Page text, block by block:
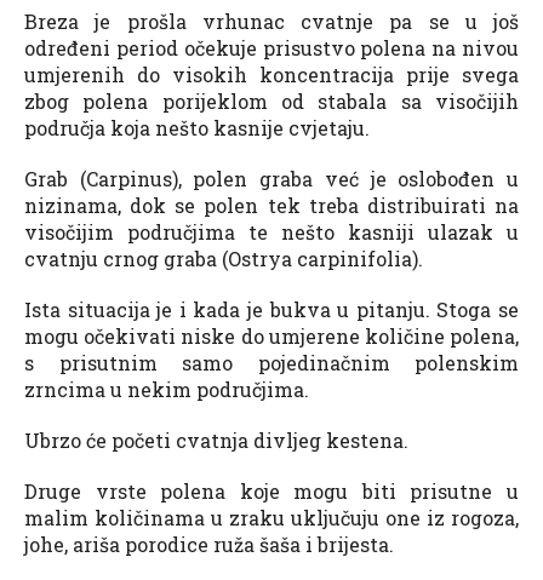
Breza je prošla vrhunac cvatnje pa se u još
određeni period očekuje prisustvo polena na nivou
umjerenih do visokih koncentracija prije svega
zbog polena porijeklom od stabala sa visočijih
područja koja nešto kasnije cvjetaju.
Grab (Carpinus), polen graba već je oslobođen u
nizinama, dok se polen tek treba distribuirati na
visočijim područjima te nešto kasniji ulazak u
cvatnju crnog graba (Ostrya carpinifolia).
Ista situacija je i kada je bukva u pitanju. Stoga se
mogu očekivati niske do umjerene količine polena,
s prisutnim samo pojedinačnim polenskim
zrncima u nekim područjima.
Ubrzo će početi cvatnja divljeg kestena.
Druge vrste polena koje mogu biti prisutne u
malim količinama u zraku uključuju one iz rogoza,
johe, ariša porodice ruža šaša i brijesta.